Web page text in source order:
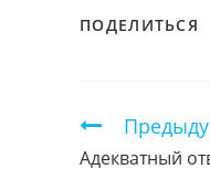
ПОДЕЛИТЬСЯ
чтение
Адекватный